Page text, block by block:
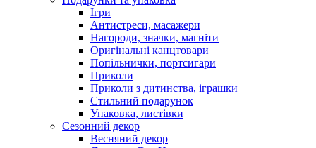
Ігри
Антистреси, масажери
Нагороди, значки, магніти
Оригінальні канцтовари
Попільнички, портсигари
Приколи
Приколи з дитинства, іграшки
Стильний подарунок
Упаковка, листівки
Сезонний декор
Весняний декор